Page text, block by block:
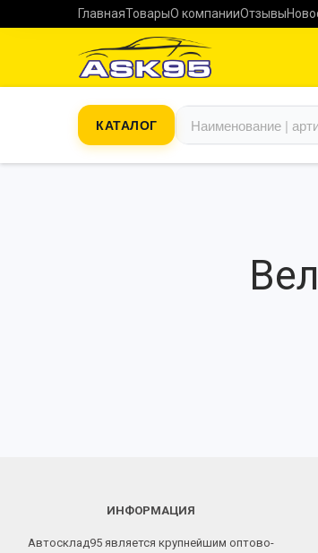
ГлавнаяТоварыО компанииОтзывы
КАТАЛОГ
ИНФОРМАЦИЯ
Автосклад95 является крупнейшим оптово-